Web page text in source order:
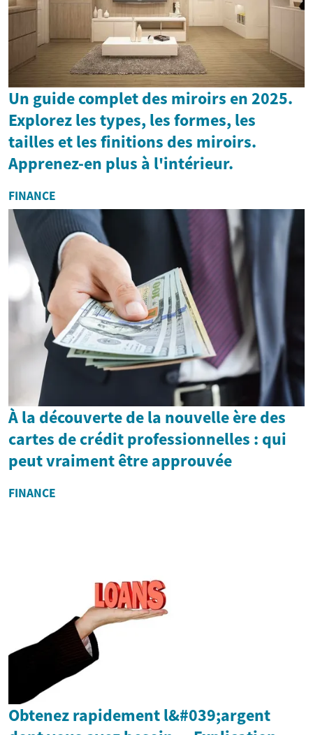
Un guide complet des miroirs en 2025.
Explorez les types, les formes, les
tailles et les finitions des miroirs.
Apprenez-en plus à l'intérieur.
FINANCE
À la découverte de la nouvelle ère des
cartes de crédit professionnelles : qui
peut vraiment être approuvée
FINANCE
Obtenez rapidement l&#039;argent